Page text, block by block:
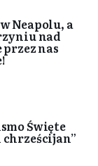
Neapolu, a
nad
przez nas
Święte
chrześcijan”